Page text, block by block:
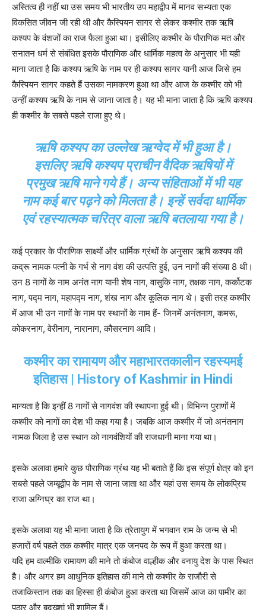
अस्तित्व ही नहीं था उस समय भी भारतीय उप महाद्वीप में मानव सभ्यता एक
विकसित जीवन जी रही थी और कैस्पियन सागर से लेकर कश्मीर तक ऋषि
कश्यप के वंशजों का राज फैला हुआ था। इसीलिए कश्मीर के पौराणिक मत और
सनातन धर्म से संबंधित इसके पौराणिक और धार्मिक महत्व के अनुसार भी यही
माना जाता है कि कश्यप ऋषि के नाम पर ही कश्यप सागर यानी आज जिसे हम
कैस्पियन सागर कहते हैं उसका नामकरण हुआ था और आज के कश्मीर को भी
उन्हीं कश्यप ऋषि के नाम से जाना जाता है। यह भी माना जाता है कि ऋषि कश्यप
ही कश्मीर के सबसे पहले राजा हुए थे।
ऋषि कश्यप का उल्लेख ऋग्वेद में भी हुआ है।
इसलिए ऋषि कश्यप प्राचीन वैदिक ऋषियों में
प्रमुख ऋषि माने गये हैं। अन्य संहिताओं में भी यह
नाम कई बार पढ़ने को मिलता है। इन्हें सर्वदा धार्मिक
एवं रहस्यात्मक चरित्र वाला ऋषि बतलाया गया है।
कई प्रकार के पौराणिक साक्ष्यों और धार्मिक ग्रंथों के अनुसार ऋषि कश्यप की
कद्रू नामक पत्नी के गर्भ से नाग वंश की उत्पत्ति हुई, उन नागों की संख्या 8 थी।
उन 8 नागों के नाम अनंत नाग यानी शेष नाग, वासुकि नाग, तक्षक नाग, कर्कोटक
नाग, पद्म नाग, महापद्म नाग, शंख नाग और कुलिक नाग थे। इसी तरह कश्मीर
में आज भी उन नागों के नाम पर स्थानों के नाम हैं- जिनमें अनंतनाग, कमरू,
कोकरनाग, वेरीनाग, नारानाग, कौसरनाग आदि।
कश्मीर का रामायण और महाभारतकालीन रहस्यमई
इतिहास | History of Kashmir in Hindi
मान्यता है कि इन्हीं 8 नागों से नागवंश की स्थापना हुई थी। विभिन्न पुराणों में
कश्मीर को नागों का देश भी कहा गया है। जबकि आज कश्मीर में जो अनंतनाग
नामक जिला है उस स्थान को नागवंशियों की राजधानी माना गया था।
इसके अलावा हमारे कुछ पौराणिक ग्रंथ यह भी बताते हैं कि इस संपूर्ण क्षेत्र को इन
सबसे पहले जम्बूद्वीप के नाम से जाना जाता था और यहां उस समय के लोकप्रिय
राजा अग्निघ्र का राज था।
इसके अलावा यह भी माना जाता है कि त्रेतायुग में भगवान राम के जन्म से भी
हजारों वर्ष पहले तक कश्मीर मात्र एक जनपद के रूप में हुआ करता था।
यदि हम वाल्मीकि रामायण की माने तो कंबोज वाल्हीक और वनायु देश के पास स्थित
है। और अगर हम आ‍धुनिक इतिहास की माने तो कश्मीर के राजौरी से
तजाकिस्तान तक का हिस्सा ही कंबोज हुआ करता था जिसमें आज का पामीर का
पठार और बदख्शां भी शामिल हैं।